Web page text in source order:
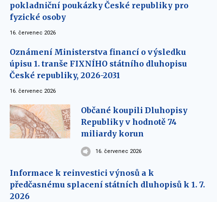
pokladniční poukázky České republiky pro
fyzické osoby
16. červenec 2026
Oznámení Ministerstva financí o výsledku
úpisu 1. tranše FIXNÍHO státního dluhopisu
České republiky, 2026-2031
16. červenec 2026
Občané koupili Dluhopisy
Republiky v hodnotě 74
miliardy korun
16. červenec 2026
Informace k reinvestici výnosů a k
předčasnému splacení státních dluhopisů k 1. 7.
2026